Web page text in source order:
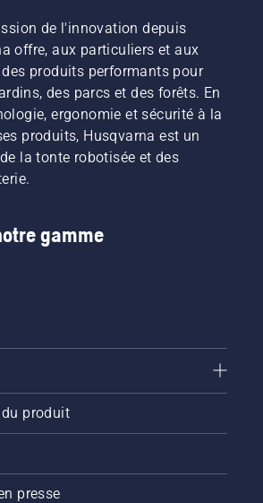
de l'innovation depuis
offre, aux particuliers et aux
produits performants pour
des parcs et des forêts. En
ergonomie et sécurité à la
produits, Husqvarna est un
la tonte robotisée et des
gamme
produit
presse